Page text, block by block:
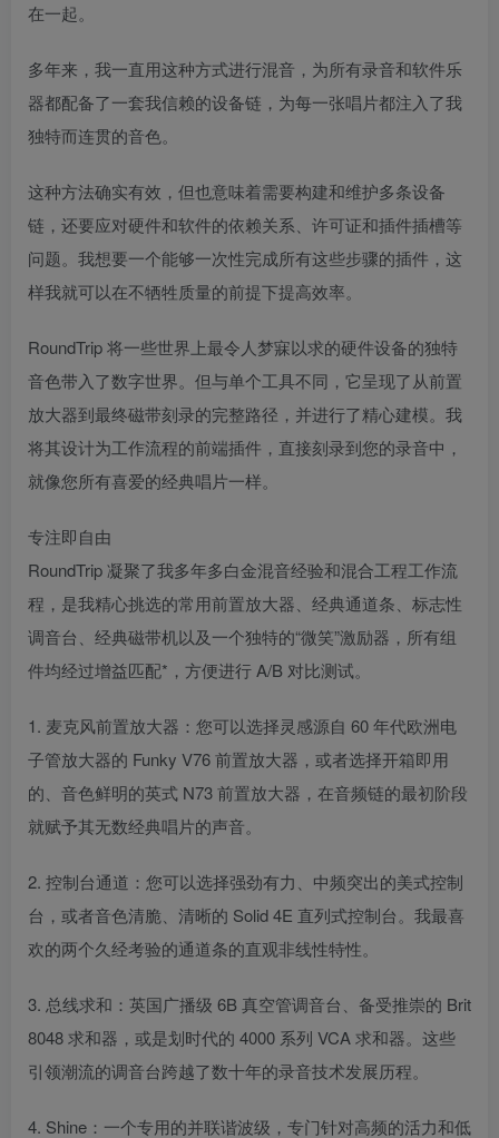
在一起。
多年来，我一直用这种方式进行混音，为所有录音和软件乐
器都配备了一套我信赖的设备链，为每一张唱片都注入了我
独特而连贯的音色。
这种方法确实有效，但也意味着需要构建和维护多条设备
链，还要应对硬件和软件的依赖关系、许可证和插件插槽等
问题。我想要一个能够一次性完成所有这些步骤的插件，这
样我就可以在不牺牲质量的前提下提高效率。
RoundTrip 将一些世界上最令人梦寐以求的硬件设备的独特
音色带入了数字世界。但与单个工具不同，它呈现了从前置
放大器到最终磁带刻录的完整路径，并进行了精心建模。我
将其设计为工作流程的前端插件，直接刻录到您的录音中，
就像您所有喜爱的经典唱片一样。
专注即自由
RoundTrip 凝聚了我多年多白金混音经验和混合工程工作流
程，是我精心挑选的常用前置放大器、经典通道条、标志性
调音台、经典磁带机以及一个独特的“微笑”激励器，所有组
件均经过增益匹配*，方便进行 A/B 对比测试。
1. 麦克风前置放大器：您可以选择灵感源自 60 年代欧洲电
子管放大器的 Funky V76 前置放大器，或者选择开箱即用
的、音色鲜明的英式 N73 前置放大器，在音频链的最初阶段
就赋予其无数经典唱片的声音。
2. 控制台通道：您可以选择强劲有力、中频突出的美式控制
台，或者音色清脆、清晰的 Solid 4E 直列式控制台。我最喜
欢的两个久经考验的通道条的直观非线性特性。
3. 总线求和：英国广播级 6B 真空管调音台、备受推崇的 Brit
8048 求和器，或是划时代的 4000 系列 VCA 求和器。这些
引领潮流的调音台跨越了数十年的录音技术发展历程。
4. Shine：一个专用的并联谐波级，专门针对高频的活力和低